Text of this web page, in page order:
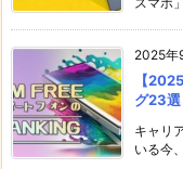
2025年
【
グ23
キャリ
いる今